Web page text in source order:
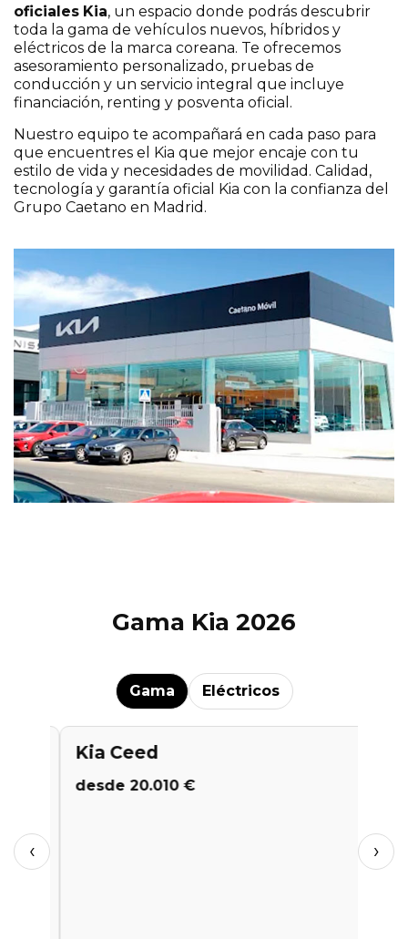
oficiales Kia, un espacio donde podrás descubrir
toda la gama de vehículos nuevos, híbridos y
eléctricos de la marca coreana. Te ofrecemos
asesoramiento personalizado, pruebas de
conducción y un servicio integral que incluye
financiación, renting y posventa oficial.
Nuestro equipo te acompañará en cada paso para
que encuentres el Kia que mejor encaje con tu
estilo de vida y necesidades de movilidad. Calidad,
tecnología y garantía oficial Kia con la confianza del
Grupo Caetano en Madrid.
Gama Kia 2026
Gama Eléctricos
‹
Kia Ceed
desde 20.010 €
›